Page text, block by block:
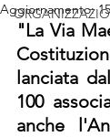
Aggiornamento:
"La Via
lanciata
100
anche